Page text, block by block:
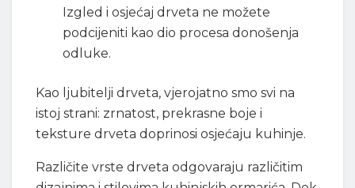
Izgled i osjećaj drveta ne možete
podcijeniti kao dio procesa donošenja
odluke.
Kao ljubitelji drveta, vjerojatno smo svi na
istoj strani: zrnatost, prekrasne boje i
teksture drveta doprinosi osjećaju kuhinje.
Različite vrste drveta odgovaraju različitim